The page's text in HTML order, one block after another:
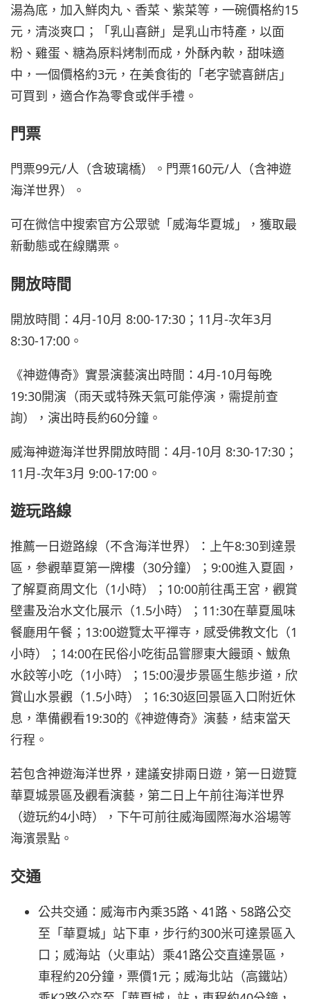
湯為底，加入鮮肉丸、香菜、紫菜等，一碗價格約15
元，清淡爽口；「乳山喜餅」是乳山市特產，以面
粉、雞蛋、糖為原料烤制而成，外酥內軟，甜味適
中，一個價格約3元，在美食街的「老字號喜餅店」
可買到，適合作為零食或伴手禮。
門票
門票99元/人（含玻璃橋）。門票160元/人（含神遊
海洋世界）。
可在微信中搜索官方公眾號「威海华夏城」，獲取最
新動態或在線購票。
開放時間
開放時間：4月-10月 8:00-17:30；11月-次年3月
8:30-17:00。
《神遊傳奇》實景演藝演出時間：4月-10月每晚
19:30開演（雨天或特殊天氣可能停演，需提前查
詢），演出時長約60分鐘。
威海神遊海洋世界開放時間：4月-10月 8:30-17:30；
11月-次年3月 9:00-17:00。
遊玩路線
推薦一日遊路線（不含海洋世界）：上午8:30到達景
區，參觀華夏第一牌樓（30分鐘）；9:00進入夏園，
了解夏商周文化（1小時）；10:00前往禹王宮，觀賞
壁畫及治水文化展示（1.5小時）；11:30在華夏風味
餐廳用午餐；13:00遊覽太平禪寺，感受佛教文化（1
小時）；14:00在民俗小吃街品嘗膠東大饅頭、鮁魚
水餃等小吃（1小時）；15:00漫步景區生態步道，欣
賞山水景觀（1.5小時）；16:30返回景區入口附近休
息，準備觀看19:30的《神遊傳奇》演藝，結束當天
行程。
若包含神遊海洋世界，建議安排兩日遊，第一日遊覽
華夏城景區及觀看演藝，第二日上午前往海洋世界
（遊玩約4小時），下午可前往威海國際海水浴場等
海濱景點。
交通
公共交通：威海市內乘35路、41路、58路公交
至「華夏城」站下車，步行約300米可達景區入
口；威海站（火車站）乘41路公交直達景區，
車程約20分鐘，票價1元；威海北站（高鐵站）